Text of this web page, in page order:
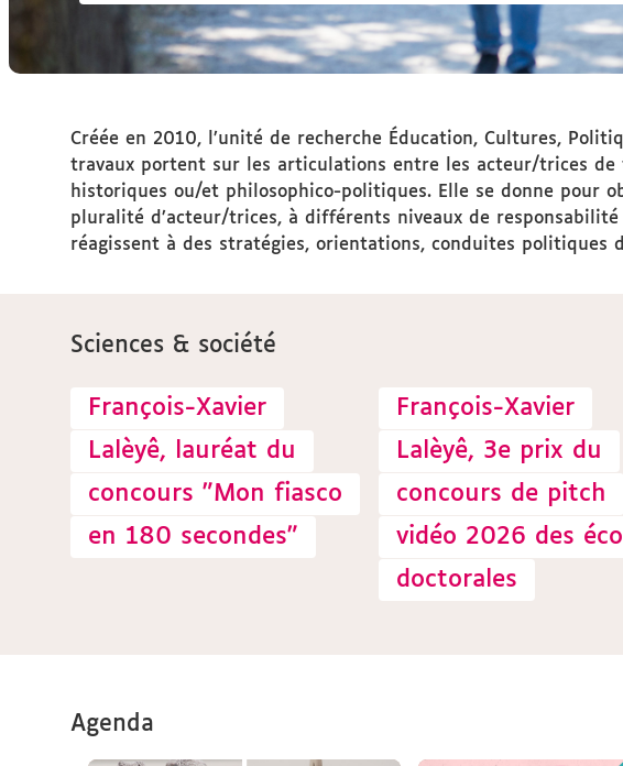
êtes
ici :
Créée en 2010, l’unité de recherche Éducation, Cultures,
travaux portent sur les articulations entre les acteur/trices
historiques ou/et philosophico-politiques. Elle se donne pour
pluralité d’acteur/trices, à différents niveaux de
réagissent à des stratégies, orientations, conduites politiques
Sciences & société
François-Xavier
Lalèyê, lauréat du
concours "Mon fiasco
en 180 secondes"
François-Xavier
Lalèyê, 3e prix du
concours de pitch
vidéo 2026 des
doctorales
Agenda